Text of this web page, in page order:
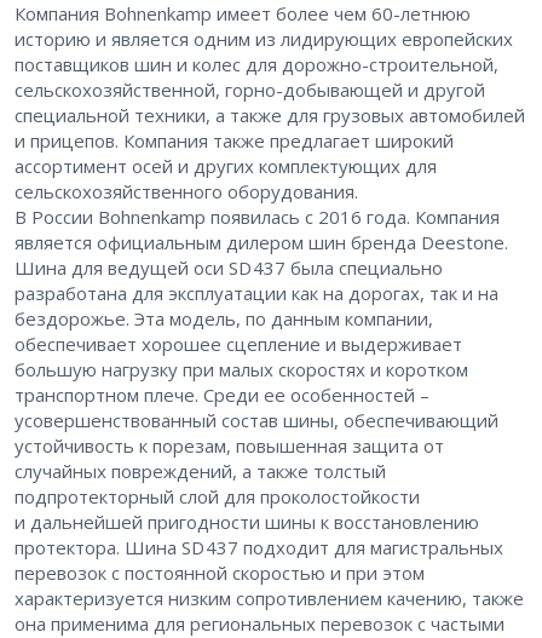
Компания Bohnenkamp имеет более чем 60-летнюю
историю и является одним из лидирующих европейских
поставщиков шин и колес для дорожно-строительной,
сельскохозяйственной, горно-добывающей и другой
специальной техники, а также для грузовых автомобилей
и прицепов. Компания также предлагает широкий
ассортимент осей и других комплектующих для
сельскохозяйственного оборудования.
В России Bohnenkamp появилась с 2016 года. Компания
является официальным дилером шин бренда Deestone.
Шина для ведущей оси SD 437 была специально
разработана для эксплуатации как на дорогах, так и на
бездорожье. Эта модель, по данным компании,
обеспечивает хорошее сцепление и выдерживает
большую нагрузку при малых скоростях и коротком
транспортном плече. Среди ее особенностей – ​
усовершенствованный состав шины, обеспечивающий
устойчивость к порезам, повышенная защита от
случайных повреждений, а также толстый
подпротекторный слой для проколостойкости
и дальнейшей пригодности шины к восстановлению
протектора. Шина SD 437 подходит для магистральных
перевозок с постоянной скоростью и при этом
характеризуется низким сопротивлением качению, также
она применима для региональных перевозок с частыми